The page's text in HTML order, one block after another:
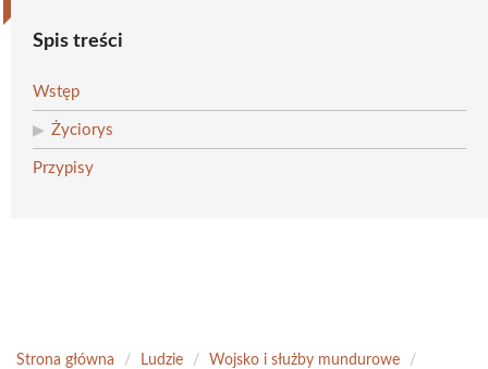
Spis treści
Wstęp
Życiorys
Przypisy
Strona główna / Ludzie / Wojsko i służby mundurowe
/